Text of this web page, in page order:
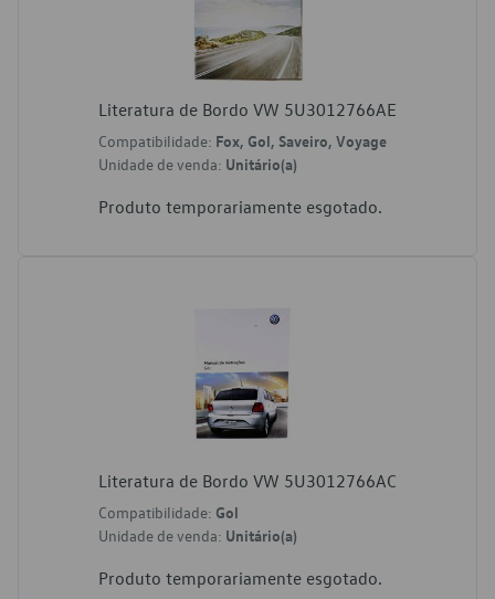
Literatura de Bordo VW 5U3012766AE
Compatibilidade: Fox, Gol, Saveiro, Voyage
Unidade de venda: Unitário(a)
Produto temporariamente esgotado.
Literatura de Bordo VW 5U3012766AC
Compatibilidade: Gol
Unidade de venda: Unitário(a)
Produto temporariamente esgotado.